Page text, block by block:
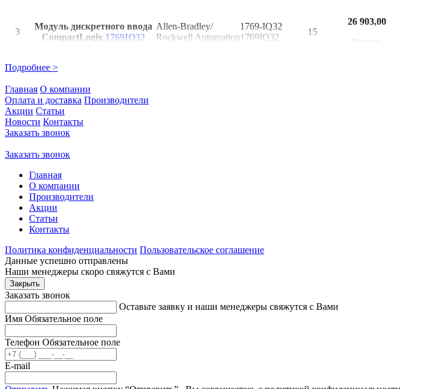
3
Модуль дискретного ввода
CompactLogix 1769IQ32
Allen-Bradley/
Rockwell Automation
1769-IQ32
1769IQ32
15
26 903,00
Купить
ControlLogix
5
Модуль аналогового ввода
CompactLogix
Узнать больше о производителе и продукции
Акция действует до 28.11.2025г. Не является публичной офертой. Количество товаров ограничено.
Заказать звонок
Подробнее >
Главная О компании
Оплата и доставка Производители
Акции Статьи
Новости Контакты
Заказать звонок
Заказать звонок
Главная
О компании
Производители
Акции
Статьи
Контакты
Политика конфиденциальности Пользовательское соглашение
Данные успешно отправлены
Наши менеджеры скоро свяжутся с Вами
Закрыть
Заказать звонок
Оставьте заявку и наши менеджеры свяжутся с Вами
Имя Обязательное поле
Телефон Обязательное поле
E-mail